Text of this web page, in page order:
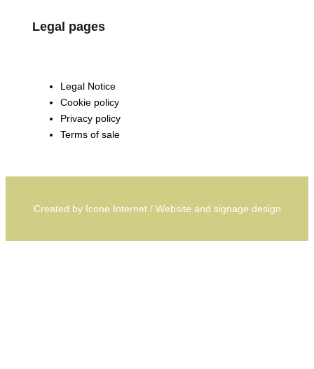
Legal pages
Legal Notice
Cookie policy
Privacy policy
Terms of sale
Created by Icone Internet/ Website and signage design